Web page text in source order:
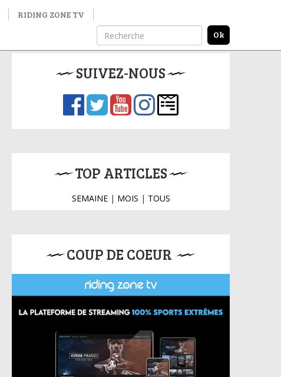
RIDING ZONE TV
SUIVEZ-NOUS
TOP ARTICLES
SEMAINE| MOIS | TOUS
COUP DE COEUR